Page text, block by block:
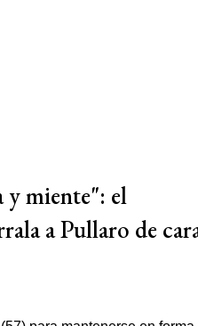
miente": el
a Pullaro de